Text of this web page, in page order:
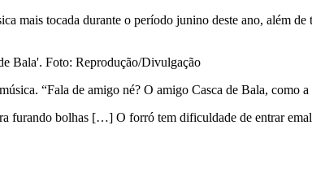
mais tocada durante o período junino deste ano, além
Bala'. Foto: Reprodução/Divulgação
“Fala de amigo né? O amigo Casca de Bala, como
furando bolhas […] O forró tem dificuldade de entrar